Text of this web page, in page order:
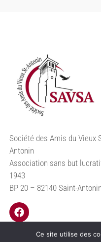
Société des Amis du Vieux
Antonin
Association sans but
1943
BP 20 – 82140 Saint-
Ce site utilise des